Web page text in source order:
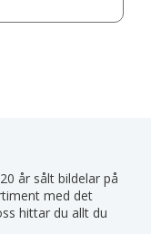
år sålt bildelar på
med det
hittar du allt du